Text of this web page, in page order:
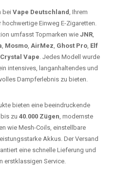
bei Vape Deutschland, Ihrem
Einweg E-Zigaretten.
umfasst Topmarken wie JNR,
, Mosmo, AirMez, Ghost Pro, Elf
Crystal Vape. Jedes Modell wurde
intensives, langanhaltendes und
Dampferlebnis zu bieten.
bieten eine beeindruckende
zu 40.000 Zügen, modernste
wie Mesh-Coils, einstellbare
Akkus. Der Versand
eine schnelle Lieferung und
erstklassigen Service.